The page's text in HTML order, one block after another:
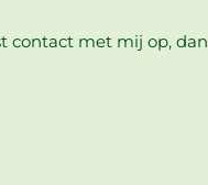
contact met mij op, dan